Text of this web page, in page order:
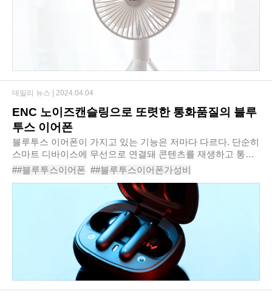
ENC 노이즈캔슬링으로 또렷한 통화품질의 블루
투스 이어폰
블루투스 이어폰이 가지고 있는 기능은 저마다 다르다. 단순히
스마트 디바이스에 무선으로 연결돼 콘텐츠를 재생하고 통화
를 할 수 있는 것만이 아니라, 지원하는 코덱도 다르고 블루투
스의 버전도 상이하다. 어떤 제품을 고르..
##블루투스이어폰 ##블루투스이어폰가성비
#ENC블루투스이어폰 #노이즈캔슬링무선이어폰
#픽스팟X4XWS-303
#픽스팟X4블루투스이어폰XWS303 #픽스팟블루투스이어폰
데일리 뉴스 | 2024.04.04